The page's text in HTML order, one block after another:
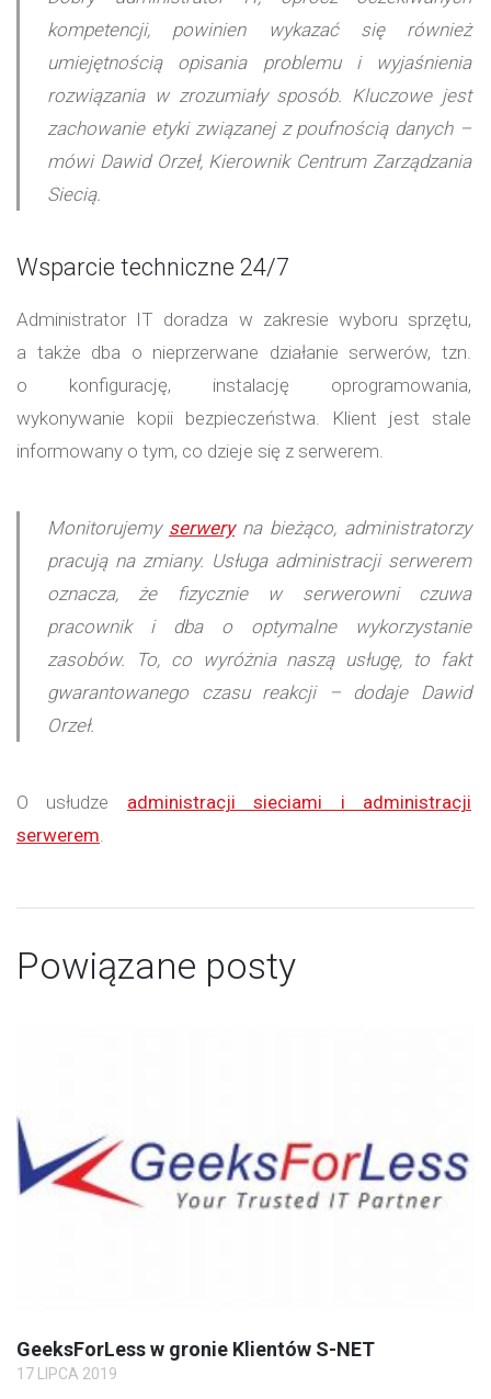
kompetencji, powinien wykazać się również
umiejętnością opisania problemu i wyjaśnienia
rozwiązania w zrozumiały sposób. Kluczowe jest
zachowanie etyki związanej z poufnością danych –
mówi Dawid Orzeł, Kierownik Centrum Zarządzania
Siecią.
Wsparcie techniczne 24/7
Administrator IT doradza w zakresie wyboru sprzętu,
a także dba o nieprzerwane działanie serwerów, tzn.
o konfigurację, instalację oprogramowania,
wykonywanie kopii bezpieczeństwa. Klient jest stale
informowany o tym, co dzieje się z serwerem.
Monitorujemy serweryna bieżąco, administratorzy
pracują na zmiany. Usługa administracji serwerem
oznacza, że fizycznie w serwerowni czuwa
pracownik i dba o optymalne wykorzystanie
zasobów. To, co wyróżnia naszą usługę, to fakt
gwarantowanego czasu reakcji – dodaje Dawid
Orzeł.
O usłudze administracji sieciami i administracji
serwerem.
Powiązane posty
GeeksForLess w gronie Klientów S-NET
17 LIPCA 2019